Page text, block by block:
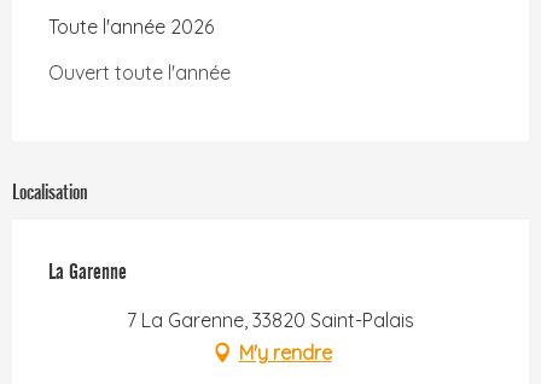
Toute l'année 2026
Ouvert toute l'année
Localisation
La Garenne
7 La Garenne, 33820 Saint-Palais
M'y rendre